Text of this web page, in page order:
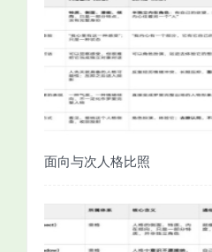
面向与次人格比照